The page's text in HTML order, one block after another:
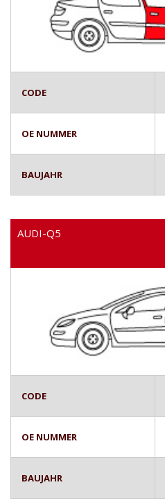
CODE
OE NUMMER
BAUJAHR
AUDI-Q5
CODE
OE NUMMER
BAUJAHR